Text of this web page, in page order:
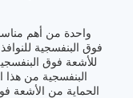
واحدة من أهم
للأشعة فوق
البنفسجية من هذا
الحماية من الأشعة